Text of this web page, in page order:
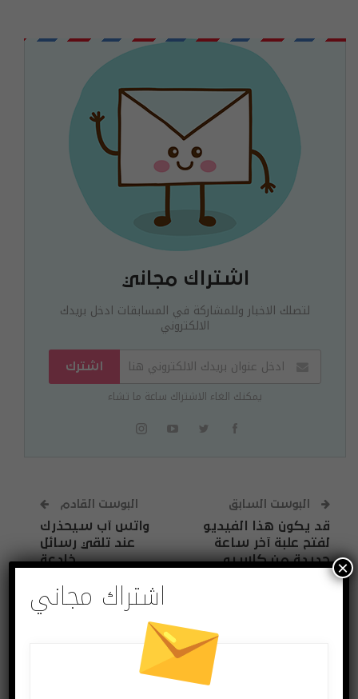
اشتراك مجاني
لتصلك الاخبار وللمشاركة في المسابقات ادخل بريدك
الالكتروني
اشترك
يمكنك الغاء الاشتراك ساعة ما تشاء
البوست السابق
قد يكون هذا الفيديو
لفتح علبة آخر ساعة
جديدة من كاسيو
EQB-510RBM |
البوست القادم
واتس آب سيحذرك
عند تلقي رسائل
خادعة
اشتراك مجاني
×